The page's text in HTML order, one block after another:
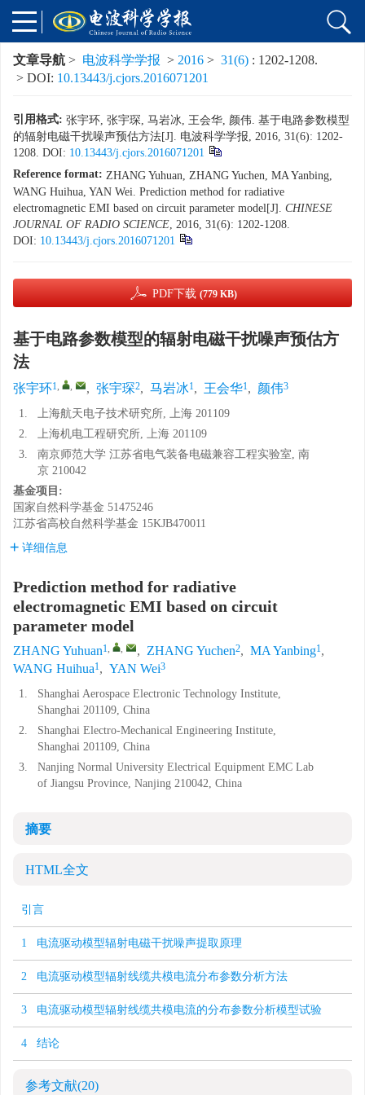
文章导航 > 电波科学学报 > 2016 > 31(6) : 1202-1208.
> DOI: 10.13443/j.cjors.2016071201
引用格式: 张宇环, 张宇琛, 马岩冰, 王会华, 颜伟. 基于电路参数模型
的辐射电磁干扰噪声预估方法[J]. 电波科学学报, 2016, 31(6): 1202-
1208. DOI: 10.13443/j.cjors.2016071201
Reference format: ZHANG Yuhuan, ZHANG Yuchen, MA Yanbing,
WANG Huihua, YAN Wei. Prediction method for radiative
electromagnetic EMI based on circuit parameter model[J]. CHINESE
JOURNAL OF RADIO SCIENCE, 2016, 31(6): 1202-1208.
DOI: 10.13443/j.cjors.2016071201
PDF下载 (779 KB)
基于电路参数模型的辐射电磁干扰噪声预估方
法
张宇环1, , , 张宇琛2, 马岩冰1, 王会华1, 颜伟3
1.
上海航天电子技术研究所, 上海 201109
2.
上海机电工程研究所, 上海 201109
3.
南京师范大学 江苏省电气装备电磁兼容工程实验室, 南
京 210042
基金项目:
国家自然科学基金 51475246
江苏省高校自然科学基金 15KJB470011
详细信息
Prediction method for radiative
electromagnetic EMI based on circuit
parameter model
ZHANG Yuhuan1, , , ZHANG Yuchen2, MA Yanbing1,
WANG Huihua1, YAN Wei3
1.
Shanghai Aerospace Electronic Technology Institute,
Shanghai 201109, China
2.
Shanghai Electro-Mechanical Engineering Institute,
Shanghai 201109, China
3.
Nanjing Normal University Electrical Equipment EMC Lab
of Jiangsu Province, Nanjing 210042, China
摘要
HTML全文
引言
1 电流驱动模型辐射电磁干扰噪声提取原理
2 电流驱动模型辐射线缆共模电流分布参数分析方法
3 电流驱动模型辐射线缆共模电流的分布参数分析模型试验
4 结论
参考文献(20)